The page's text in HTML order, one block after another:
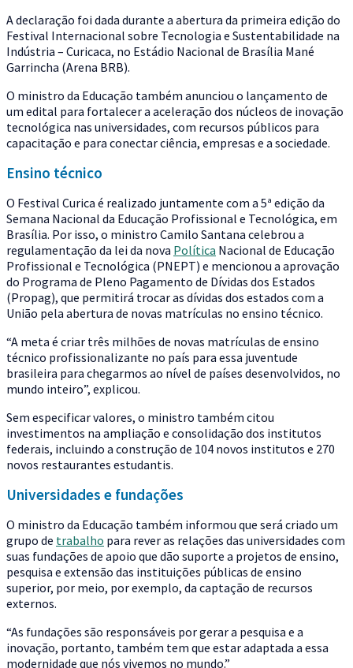
A declaração foi dada durante a abertura da primeira edição do
Festival Internacional sobre Tecnologia e Sustentabilidade na
Indústria – Curicaca, no Estádio Nacional de Brasília Mané
Garrincha (Arena BRB).
O ministro da Educação também anunciou o lançamento de
um edital para fortalecer a aceleração dos núcleos de inovação
tecnológica nas universidades, com recursos públicos para
capacitação e para conectar ciência, empresas e a sociedade.
Ensino técnico
O Festival Curica é realizado juntamente com a 5ª edição da
Semana Nacional da Educação Profissional e Tecnológica, em
Brasília. Por isso, o ministro Camilo Santana celebrou a
regulamentação da lei da nova Política Nacional de Educação
Profissional e Tecnológica (PNEPT) e mencionou a aprovação
do Programa de Pleno Pagamento de Dívidas dos Estados
(Propag), que permitirá trocar as dívidas dos estados com a
União pela abertura de novas matrículas no ensino técnico.
“A meta é criar três milhões de novas matrículas de ensino
técnico profissionalizante no país para essa juventude
brasileira para chegarmos ao nível de países desenvolvidos, no
mundo inteiro”, explicou.
Sem especificar valores, o ministro também citou
investimentos na ampliação e consolidação dos institutos
federais, incluindo a construção de 104 novos institutos e 270
novos restaurantes estudantis.
Universidades e fundações
O ministro da Educação também informou que será criado um
grupo de trabalho para rever as relações das universidades com
suas fundações de apoio que dão suporte a projetos de ensino,
pesquisa e extensão das instituições públicas de ensino
superior, por meio, por exemplo, da captação de recursos
externos.
“As fundações são responsáveis por gerar a pesquisa e a
inovação, portanto, também tem que estar adaptada a essa
modernidade que nós vivemos no mundo.”